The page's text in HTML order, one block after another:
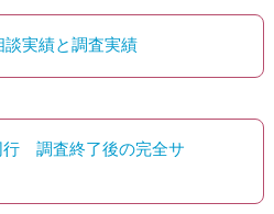
談実績と調査実績
行 調査終了後の完全サ